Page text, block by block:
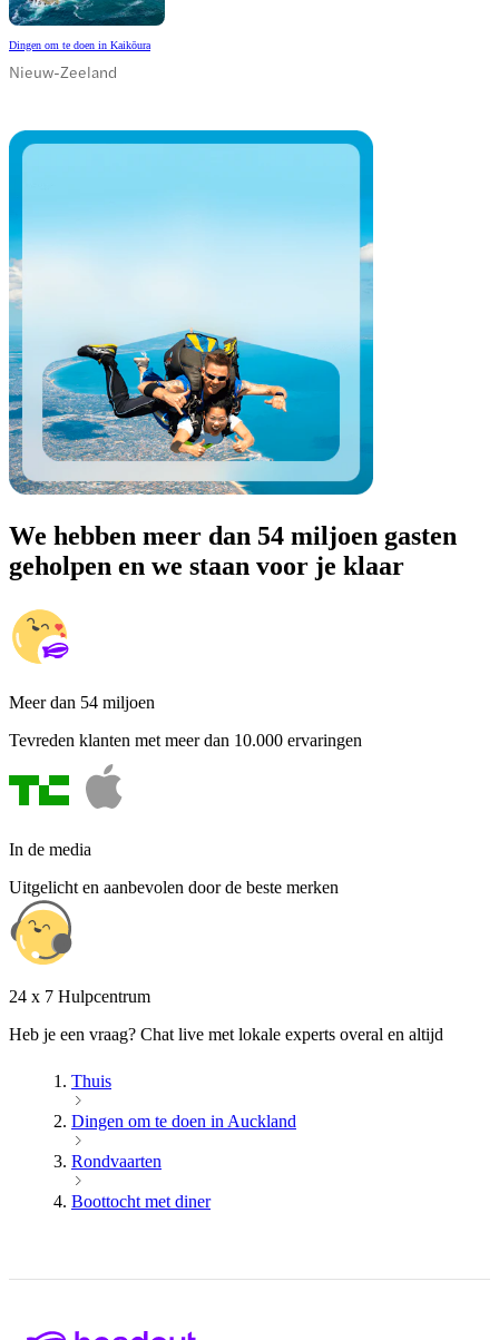
Dingen om te doen in Kaikōura
Nieuw-Zeeland
We hebben meer dan 54 miljoen gasten
geholpen en we staan voor je klaar
Meer dan 54 miljoen
Tevreden klanten met meer dan 10.000 ervaringen
In de media
Uitgelicht en aanbevolen door de beste merken
24 x 7 Hulpcentrum
Heb je een vraag? Chat live met lokale experts overal en altijd
Thuis
Dingen om te doen in Auckland
Rondvaarten
Boottocht met diner